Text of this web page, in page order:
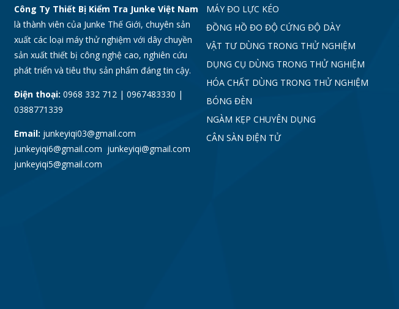
Công Ty Thiết Bị Kiểm Tra Junke Việt Nam
là thành viên của Junke Thế Giới, chuyên sản
xuất các loại máy thử nghiệm với dây chuyền
sản xuất thiết bị công nghệ cao, nghiên cứu
phát triển và tiêu thụ sản phẩm đáng tin cậy.
Điện thoại: 0968 332 712 | 0967483330 |
0388771339
Email: junkeyiqi03@gmail.com
junkeyiqi6@gmail.com junkeyiqi@gmail.com
junkeyiqi5@gmail.com
MÁY ĐO LỰC KÉO
ĐỒNG HỒ ĐO ĐỘ CỨNG ĐỘ DÀY
VẬT TƯ DÙNG TRONG THỬ NGHIỆM
DỤNG CỤ DÙNG TRONG THỬ NGHIỆM
HÓA CHẤT DÙNG TRONG THỬ NGHIỆM
BÓNG ĐÈN
NGÀM KẸP CHUYÊN DỤNG
CÂN SÀN ĐIỆN TỬ